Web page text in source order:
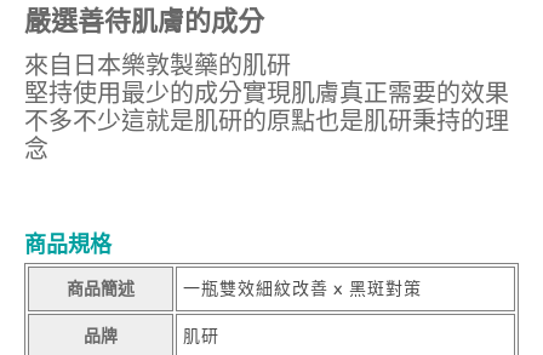
嚴選善待肌膚的成分
來自日本樂敦製藥的肌研
堅持使用最少的成分實現肌膚真正需要的效果
不多不少這就是肌研的原點也是肌研秉持的理
念
商品規格
商品簡述 一瓶雙效細紋改善 x 黑斑對策
品牌 肌研